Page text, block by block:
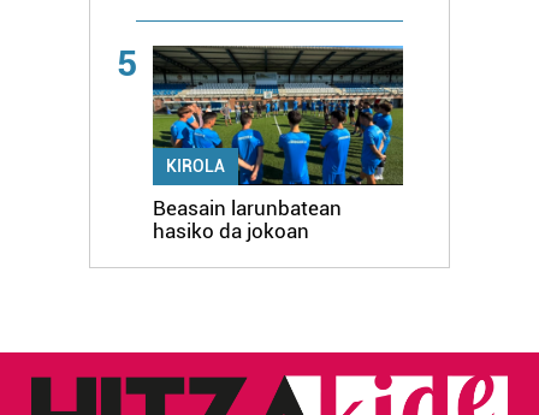
5
KIROLA
Beasain larunbatean
hasiko da jokoan